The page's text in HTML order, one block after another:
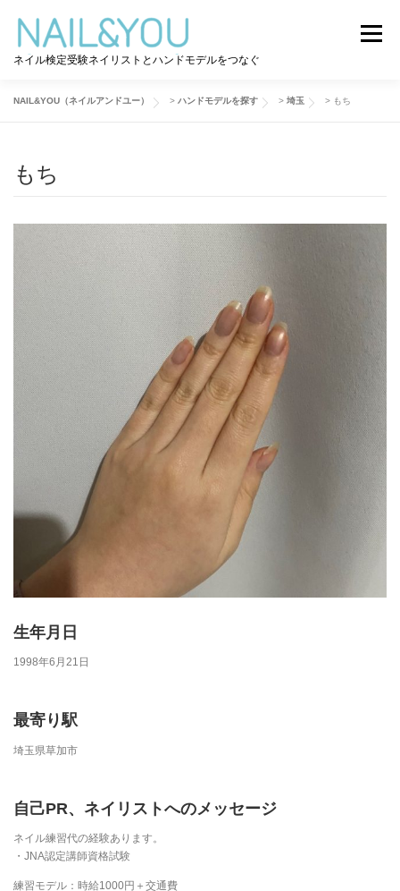
ネイル検定受験ネイリストとハンドモデルをつなぐ
メニュー
ハンドモデルを探す
お問い合わせ
NAIL&YOU（ネイルアンドユー） > ハンドモデルを探す > 埼玉 > もち
もち
生年月日
1998年6月21日
最寄り駅
埼玉県草加市
自己PR、ネイリストへのメッセージ
ネイル練習代の経験あります。
・JNA認定講師資格試験
練習モデル：時給1000円＋交通費